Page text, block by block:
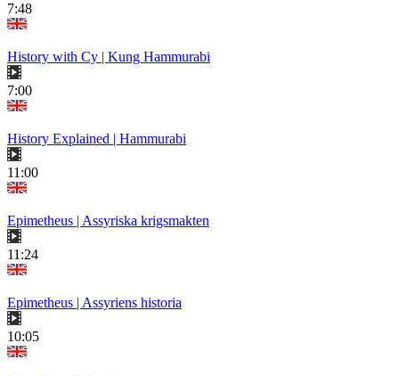
7:48
History with Cy | Kung Hammurabi
7:00
History Explained | Hammurabi
11:00
Epimetheus | Assyriska krigsmakten
11:24
Epimetheus | Assyriens historia
10:05